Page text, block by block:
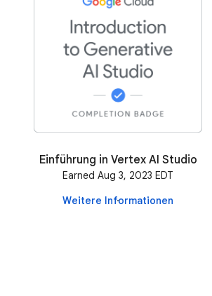
Einführung in Vertex AI Studio
Earned Aug 3, 2023 EDT